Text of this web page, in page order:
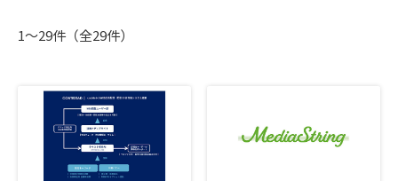
1〜29件（全29件）